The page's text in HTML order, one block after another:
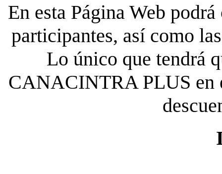
En esta Página Web
participantes, así como
Lo único que tendrá
CANACINTRA PLUS en